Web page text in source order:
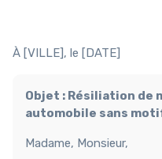
À [VILLE], le [DATE]
Objet : Résiliation de
automobile sans
Madame, Monsieur,